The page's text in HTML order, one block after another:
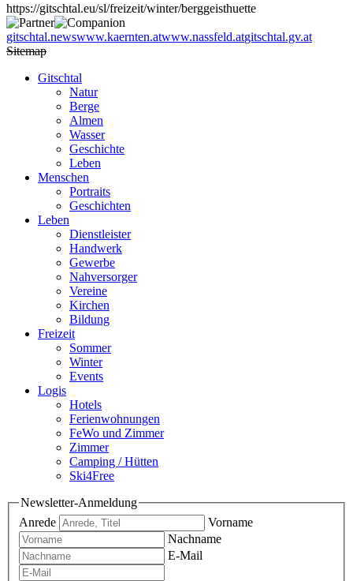
https://gitschtal.eu/sl/freizeit/winter/berggeisthuette
gitschtal.newswww.kaernten.atwww.nassfeld.atgitschtal.gv.at
Sitemap
Gitschtal
Natur
Berge
Almen
Wasser
Geschichte
Leben
Menschen
Portraits
Geschichten
Leben
Dienstleister
Handwerk
Gewerbe
Nahversorger
Vereine
Kirchen
Bildung
Freizeit
Sommer
Winter
Events
Logis
Hotels
Ferienwohnungen
FeWo und Zimmer
Zimmer
Camping / Hütten
Ski4Free
Newsletter-Anmeldung
Anrede
Vorname
Nachname
E-Mail